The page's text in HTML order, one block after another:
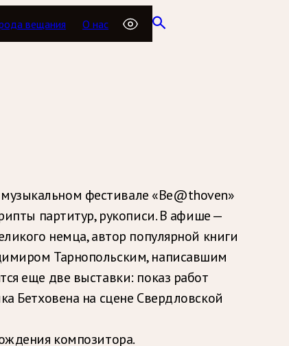
вещания О нас
фестивале «Be@thoven»
партитур, рукописи. В афише —
немца, автор популярной книги
Тарнопольским, написавшим
еще две выставки: показ работ
Бетховена на сцене Свердловской
композитора.